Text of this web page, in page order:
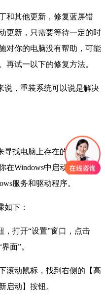
和其他更新，修复蓝屏错
更新，只需要等待一定的时
对你的电脑没有帮助，可能
再试一以下的修复方法。
说，重装系统可以说是解决
寻找电脑上存在的各种问题
Windows中启动到安全模
服务和驱动程序。
如下：
，打开“设置”窗口，点击
面”。
滚动鼠标，找到右侧的【高
启动】按钮。